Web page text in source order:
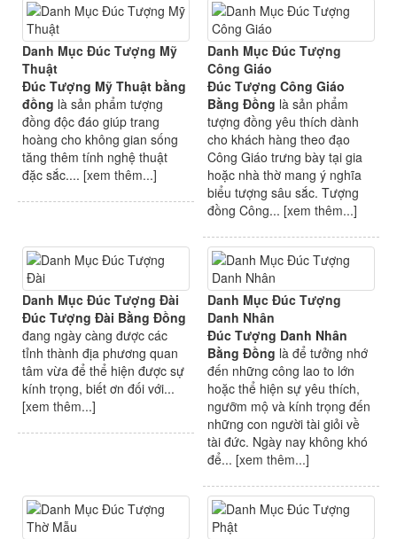
Danh Mục Đúc Tượng Mỹ
Thuật
Đúc Tượng Mỹ Thuật bằng
đồng là sản phẩm tượng
đồng độc đáo giúp trang
hoàng cho không gian sống
tăng thêm tính nghệ thuật
đặc sắc.... [xem thêm...]
Danh Mục Đúc Tượng
Công Giáo
Đúc Tượng Công Giáo
Bằng Đồng là sản phẩm
tượng đồng yêu thích dành
cho khách hàng theo đạo
Công Giáo trưng bày tại gia
hoặc nhà thờ mang ý nghĩa
biểu tượng sâu sắc. Tượng
đồng Công... [xem thêm...]
Danh Mục Đúc Tượng Đài
Đúc Tượng Đài Bằng Đồng
đang ngày càng được các
tỉnh thành địa phương quan
tâm vừa để thể hiện được sự
kính trọng, biết ơn đối với...
[xem thêm...]
Danh Mục Đúc Tượng
Danh Nhân
Đúc Tượng Danh Nhân
Bằng Đồng là để tưởng nhớ
đến những công lao to lớn
hoặc thể hiện sự yêu thích,
ngưỡm mộ và kính trọng đến
những con người tài giỏi về
tài đức. Ngày nay không khó
để... [xem thêm...]